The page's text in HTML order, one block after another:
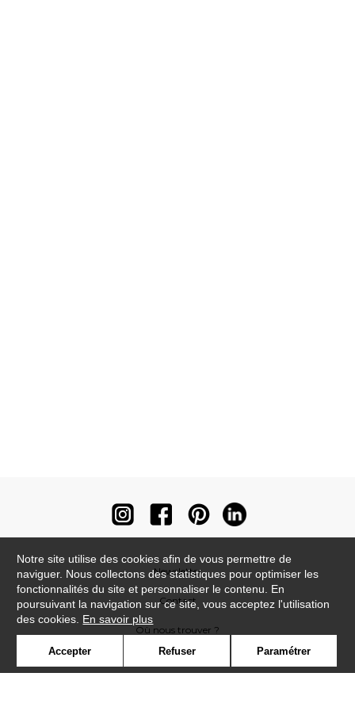
Newsletter
Contact
Où nous trouver ?
Notre site utilise des cookies afin de vous permettre de
naviguer. Nous collectons des statistiques pour optimiser les
fonctionnalités du site et personnaliser le contenu. En
poursuivant la navigation sur ce site, vous acceptez l'utilisation
des cookies. En savoir plus
Accepter Refuser Paramétrer